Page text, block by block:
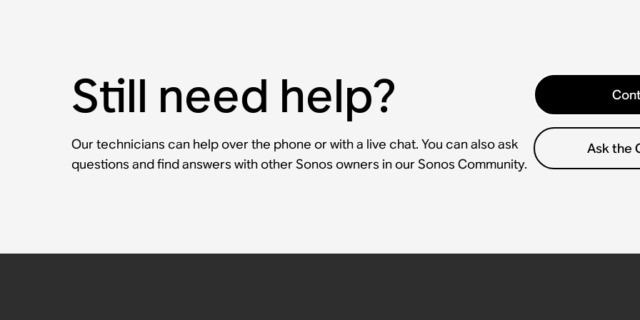
Still need help?
Our technicians can help over the phone or with a live chat. You can also ask
questions and find answers with other Sonos owners in our Sonos Community.
Ask the